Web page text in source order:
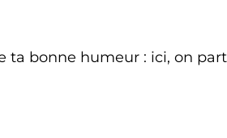
bonne humeur : ici, on